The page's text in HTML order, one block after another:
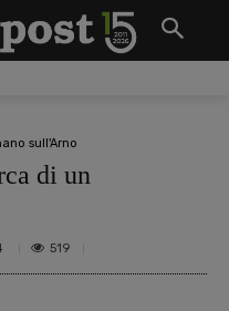
sull'Arno
di un
519